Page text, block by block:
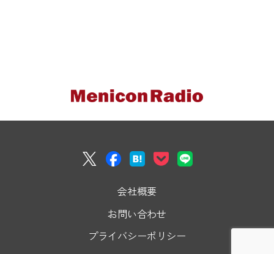
会社概要
お問い合わせ
プライバシーポリシー